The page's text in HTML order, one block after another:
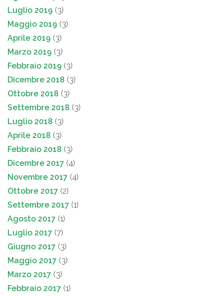
Luglio 2019 (3)
Maggio 2019 (3)
Aprile 2019 (3)
Marzo 2019 (3)
Febbraio 2019 (3)
Dicembre 2018 (3)
Ottobre 2018 (3)
Settembre 2018 (3)
Luglio 2018 (3)
Aprile 2018 (3)
Febbraio 2018 (3)
Dicembre 2017 (4)
Novembre 2017 (4)
Ottobre 2017 (2)
Settembre 2017 (1)
Agosto 2017 (1)
Luglio 2017 (7)
Giugno 2017 (3)
Maggio 2017 (3)
Marzo 2017 (3)
Febbraio 2017 (1)